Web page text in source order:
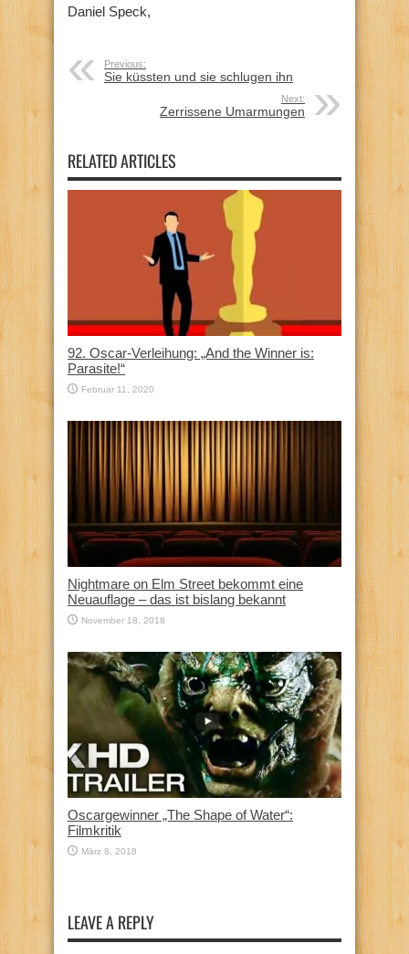
Daniel Speck,
Previous:
Sie küssten und sie schlugen ihn
Next:
Zerrissene Umarmungen
RELATED ARTICLES
92. Oscar-Verleihung: „And the Winner is:
Parasite!“
Februar 11, 2020
Nightmare on Elm Street bekommt eine
Neuauflage – das ist bislang bekannt
November 18, 2018
Oscargewinner „The Shape of Water“:
Filmkritik
März 8, 2018
LEAVE A REPLY